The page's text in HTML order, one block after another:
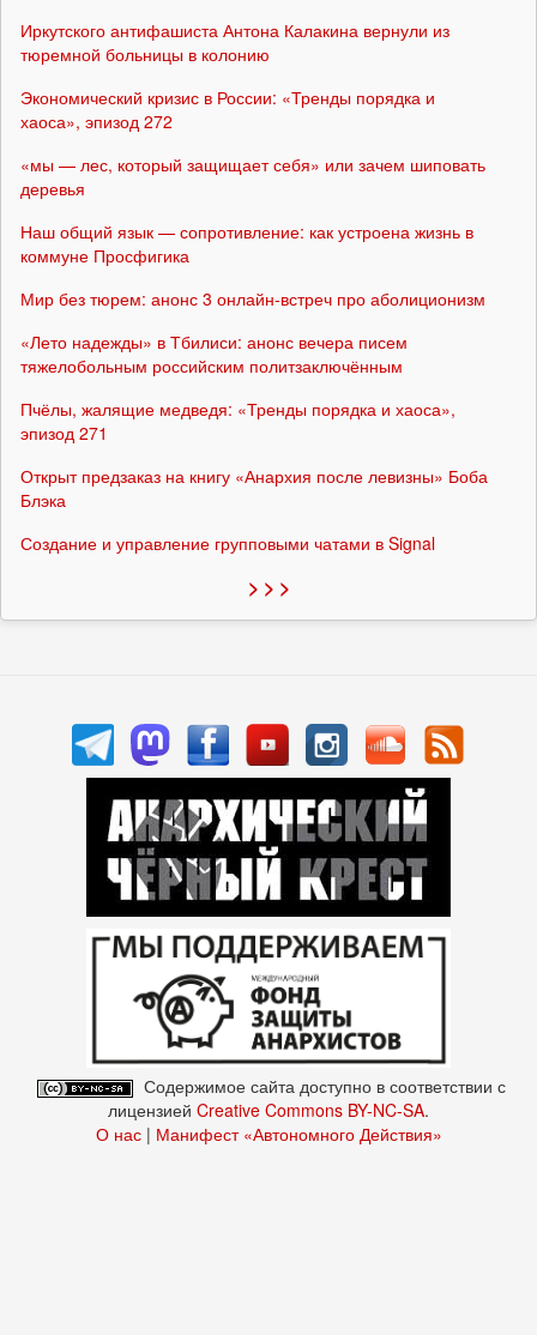
Иркутского антифашиста Антона Калакина вернули из
тюремной больницы в колонию
Экономический кризис в России: «Тренды порядка и
хаоса», эпизод 272
«мы — лес, который защищает себя» или зачем шиповать
деревья
Наш общий язык — сопротивление: как устроена жизнь в
коммуне Просфигика
Мир без тюрем: анонс 3 онлайн-встреч про аболиционизм
«Лето надежды» в Тбилиси: анонс вечера писем
тяжелобольным российским политзаключённым
Пчёлы, жалящие медведя: «Тренды порядка и хаоса»,
эпизод 271
Открыт предзаказ на книгу «Анархия после левизны» Боба
Блэка
Создание и управление групповыми чатами в Signal
> > >
Содержимое сайта доступно в соответствии с
лицензией Creative Commons BY-NC-SA.
О нас| Манифест «Автономного Действия»